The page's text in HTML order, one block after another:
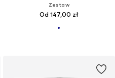
Zestaw
Od 147,00 zł